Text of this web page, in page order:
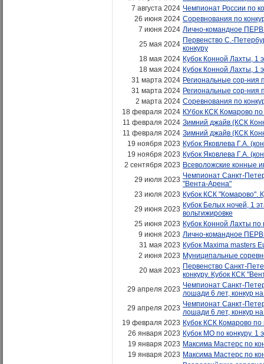
7 августа 2024 Чемпионат России по
26 июня 2024 Соревнования по
7 июня 2024 Лично-командное
25 мая 2024 Первенство С.-
конкуру
18 мая 2024 Кубок Конной Лахты, 1
18 мая 2024 Кубок Конной Лахты, 1
31 марта 2024 Региональные сор-ния
31 марта 2024 Региональные сор-ния
2 марта 2024 Соревнования по
18 февраля 2024 КУбок КСК Комарово по
11 февраля 2024 Зимний джайв (КСК
11 февраля 2024 Зимний джайв (КСК
19 ноября 2023 Кубок Яковлева Г.А.
19 ноября 2023 Кубок Яковлева Г.А.
2 сентября 2023 Всеволожские конные
29 июля 2023 Чемпионат Санкт-
"Вента-Арена"
23 июля 2023 Кубок КСК "Комарово".
29 июня 2023 Кубок Белых ночей, 1
вольтижировке
25 июня 2023 Кубок Конной Лахты по
9 июня 2023 Лично-командное
31 мая 2023 Кубок Maxima masters
2 июня 2023 Муниципальные
20 мая 2023 Первенство Санкт-
конкуру. Кубок КСК
29 апреля 2023 Чемпионат Санкт-
лошади 6 лет, конкур
29 апреля 2023 Чемпионат Санкт-
лошади 6 лет, конкур
19 февраля 2023 Кубок КСК Комарово по
26 января 2023 Кубок МО по конкуру.
19 января 2023 Максима Мастерс по
19 января 2023 Максима Мастерс по